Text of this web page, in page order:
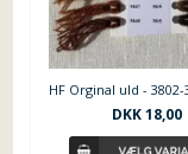
DKK18,00